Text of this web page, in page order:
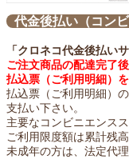
代金後払い（コン
「クロネコ代金後払い
ご注文商品の配達完了
払込票（ご利用明細）
払込票（ご利用明細）
支払い下さい。
主要なコンビニエンス
ご利用限度額は累計残
未成年の方は、法定代